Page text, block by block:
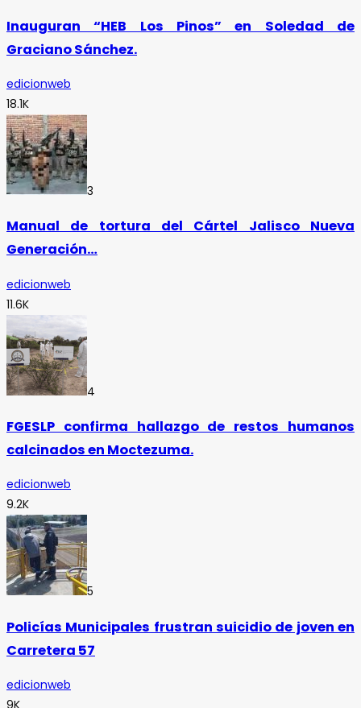
Inauguran “HEB Los Pinos” en Soledad de
Graciano Sánchez.
edicionweb
18.1K
3
Manual de tortura del Cártel Jalisco Nueva
Generación…
edicionweb
11.6K
4
FGESLP confirma hallazgo de restos humanos
calcinados en Moctezuma.
edicionweb
9.2K
5
Policías Municipales frustran suicidio de joven en
Carretera 57
edicionweb